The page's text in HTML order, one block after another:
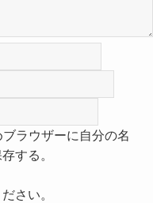
ラウザーに自分の名
する。
さい。